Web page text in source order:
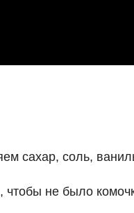
сахар, соль,
не было